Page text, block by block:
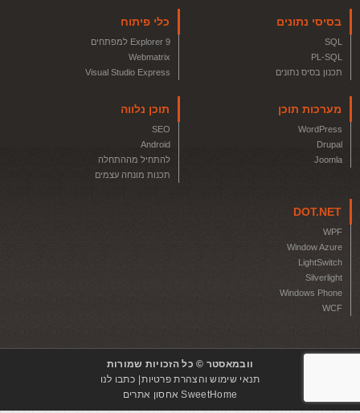
בסיסי נתונים
SQL
PL-SQL
תכנון בסיס נתונים
כלי פיתוח
Explorer 9 למפתחים
Webmatrix
Visual Studio Express
מערכות תוכן
WordPress
Drupal
Joomla
תוכן נלווה
SEO
Android
להתחיל מההתחלה
תכנות מונחה עצמים
DOT.NET
WPF
Window Azure
LightSwitch
Silverlight
Windows Phone
WCF
וובמאסטר © כל הזכויות שמורות
תנאי שימוש והצהרת פרטיות כתבו לנו
SweetHome אחסון אתרים